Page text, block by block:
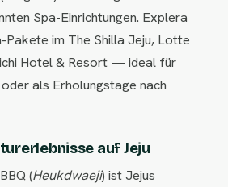
Spa-Einrichtungen. Explera
Pakete im The Shilla Jeju, Lotte
Hotel & Resort — ideal für
als Erholungstage nach
auf Jeju
(Heukdwaeji) ist Jejus